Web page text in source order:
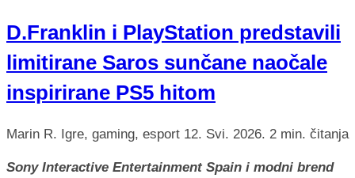
D.Franklin i PlayStation predstavili
limitirane Saros sunčane naočale
inspirirane PS5 hitom
Marin R. Igre, gaming, esport 12. Svi. 2026. 2 min. čitanja
Sony Interactive Entertainment Spain i modni brend